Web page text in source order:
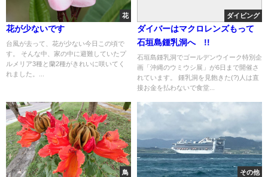
花
花が少ないです
台風が去って、花が少ない今日この頃で
す。 そんな中、家の中に避難していたプ
ルメリア3種と蘭2種がきれいに咲いてく
れました。...
ダイビング
ダイバーはマクロレンズもって
石垣島鍾乳洞へ !!
石垣島鍾乳洞でゴールデンウイーク特別企
画「沖縄のウミウシ展」が6日まで開催さ
れています。 鍾乳洞を見飽きた(?)人は直
接お金を払わないで食堂...
鳥 その他